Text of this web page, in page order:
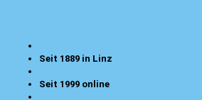
Seit 1889 in Linz
Seit 1999 online